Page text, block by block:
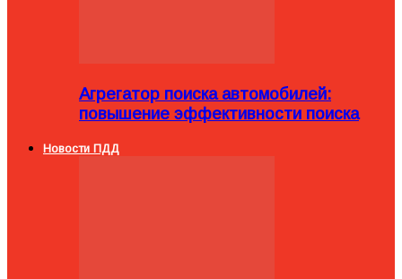
Агрегатор поиска автомобилей:
повышение эффективности поиска
Новости ПДД